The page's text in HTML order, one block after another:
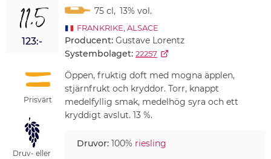
11,5
123:-
Prisvärt
Druv- eller
75 cl, 13% vol.
FRANKRIKE ALSACE
Producent: Gustave Lorentz
Systembolaget: 22257
Öppen, fruktig doft med mogna äpplen,
stjärnfrukt och kryddor. Torr, knappt
medelfyllig smak, medelhög syra och ett
kryddigt avslut. 13 %.
Druvor:100% riesling